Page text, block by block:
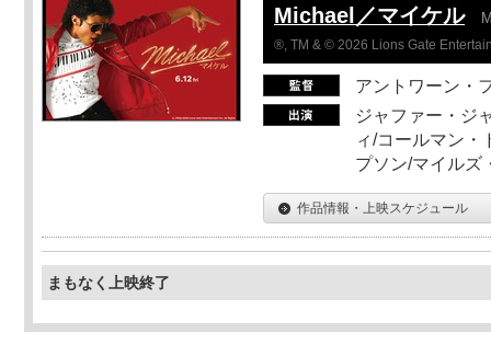
Michael／マイケル
®, TM & © 2026 Lions Gate
アントワーン・
ジャファー・ジ
ィ/コールマン・
プソン/マイルズ
作品情報・上映スケジュール
まもなく上映終了